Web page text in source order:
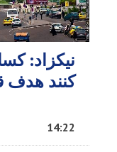
نیکزاد:
کنند هدف
14:22